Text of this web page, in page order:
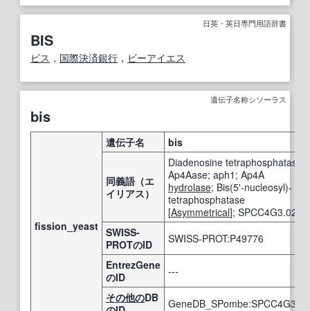
日英・英日専門用語辞書
BIS
ビス ， 国際決済銀行 ， ビーアイエス
遺伝子名称シソーラス
bis
fission_yeast
遺伝子名 bis
同義語（エ
イリアス）
Diadenosine tetraphosphatase;
Ap4Aase; aph1; Ap4A
hydrolase; Bis(5'-nucleosyl)-
tetraphosphatase
[Asymmetrical]; SPCC4G3.02
SWISS-
PROTのID
SWISS-PROT:P49776
EntrezGene
のID
---
その他のDB
GeneDB_SPombe:SPCC4G3.02